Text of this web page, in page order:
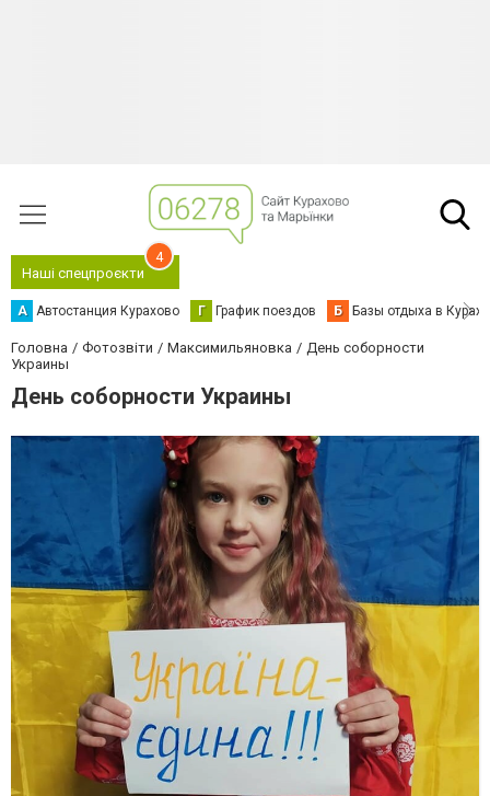
Наші спецпроєкти
4
А Автостанция Курахово Г График поездов Б Базы отдыха в
Головна Фотозвіти Максимильяновка
День соборности
Украины
День соборности Украины